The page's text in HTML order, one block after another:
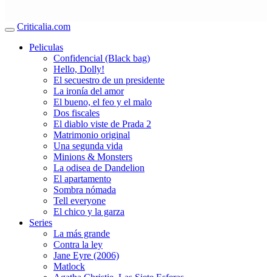
Criticalia.com
Peliculas
Confidencial (Black bag)
Hello, Dolly!
El secuestro de un presidente
La ironía del amor
El bueno, el feo y el malo
Dos fiscales
El diablo viste de Prada 2
Matrimonio original
Una segunda vida
Minions & Monsters
La odisea de Dandelion
El apartamento
Sombra nómada
Tell everyone
El chico y la garza
Series
La más grande
Contra la ley
Jane Eyre (2006)
Matlock